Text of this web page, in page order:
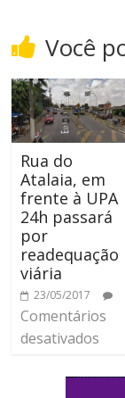
Você
Rua do
Atalaia, em
frente à UPA
24h passará
por
readequação
viária
23/05/2017
Comentários
desativados